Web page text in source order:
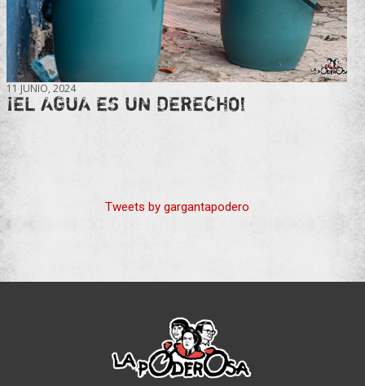
11 JUNIO, 2024
¡EL AGUA ES UN DERECHO!
Tweets by gargantapodero